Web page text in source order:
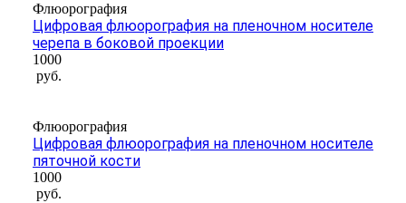
Флюорография
Цифровая флюорография на пленочном носителе
черепа в боковой проекции
1000
руб.
Флюорография
Цифровая флюорография на пленочном носителе
пяточной кости
1000
руб.